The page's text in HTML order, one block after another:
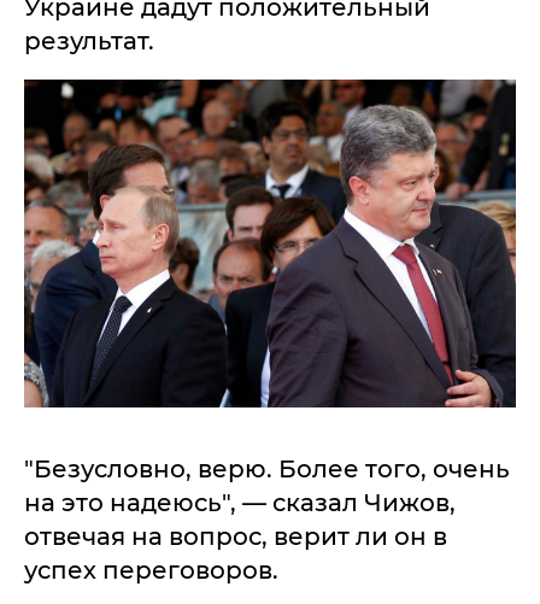
Украине дадут положительный
результат.
"Безусловно, верю. Более того, очень
на это надеюсь", — сказал Чижов,
отвечая на вопрос, верит ли он в
успех переговоров.